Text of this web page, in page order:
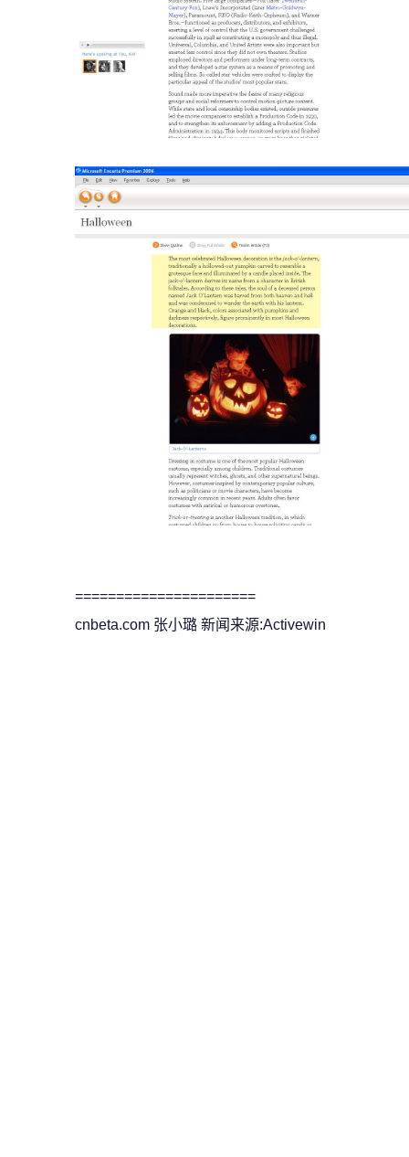
======================
cnbeta.com 张小璐 新闻来源:Activewin